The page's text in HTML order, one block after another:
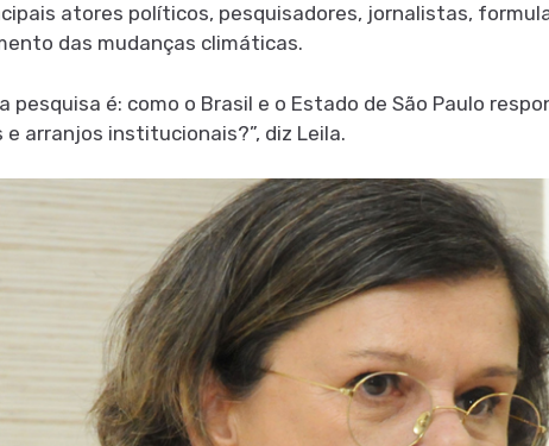
atores políticos, pesquisadores, jornalistas,
das mudanças climáticas.
é: como o Brasil e o Estado de São Paulo
arranjos institucionais?”, diz Leila.